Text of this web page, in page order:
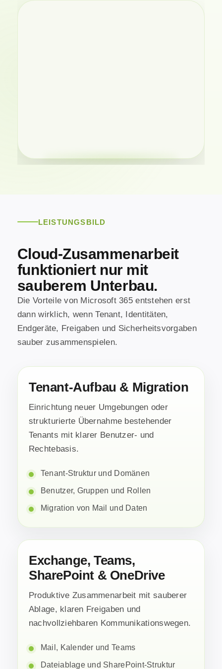
LEISTUNGSBILD
Cloud-Zusammenarbeit
funktioniert nur mit
sauberem Unterbau.
Die Vorteile von Microsoft 365 entstehen erst
dann wirklich, wenn Tenant, Identitäten,
Endgeräte, Freigaben und Sicherheitsvorgaben
sauber zusammenspielen.
Tenant-Aufbau & Migration
Einrichtung neuer Umgebungen oder
strukturierte Übernahme bestehender
Tenants mit klarer Benutzer- und
Rechtebasis.
Tenant-Struktur und Domänen
Benutzer, Gruppen und Rollen
Migration von Mail und Daten
Exchange, Teams,
SharePoint & OneDrive
Produktive Zusammenarbeit mit sauberer
Ablage, klaren Freigaben und
nachvollziehbaren Kommunikationswegen.
Mail, Kalender und Teams
Dateiablage und SharePoint-Struktur